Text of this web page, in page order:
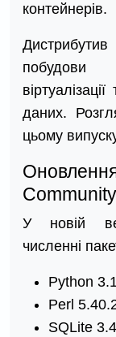
контейнерів.
побудови
даних.
цьому
У новій
численні
Python
Perl
SQLite